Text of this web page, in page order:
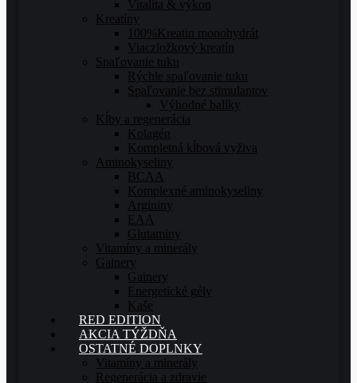
Vitalita & výkon
Kreatíny
100%Kreatin monohydrát
Viaczložkový kreatín
Spaľovanie tuku
Rýchle spaľovanie tuku
Spaľovanie bez stimulantov
Výhodné balíky
Kĺby a regenerácia
Kolagén
Kompletná kĺbová vyživa
Aminokyseliny
BCAA
Komplexné aminokyseliny
Argininy
EAA
Glutaminy
Vitamíny a minerály
Gainery
Gainery
Energetické gély
Kaše
RED EDITION
AKCIA TÝŽDŇA
OSTATNÉ DOPLNKY
Vitamíny a minerály
Regenerácia a zdravie